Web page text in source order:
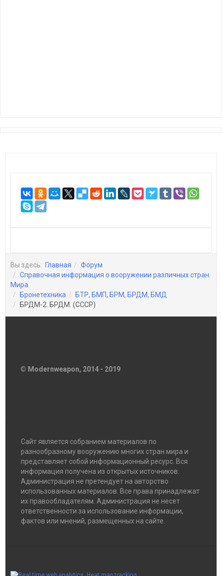
Вы здесь: Главная
Форум
Справочная информация о вооружении различных стран
Мира
Бронетехника
БТР, БМП, БРМ, БРДМ, БМД
БРДМ-2. БРДМ. (СССР)
© Modernweapon, 2014 - 2019
Сайт является собранием материалов по
разнообразному вооружению многих стран мира и
представляет собой информационный ресурс. Вся
информация получена из открытых источников.
Администрация не претендует на авторство
использованных материалов. Все права принадлежат
их правообладателям. Администрация не несет
ответственности за использование информации,
фактов или мнений, размещенных на сайте.